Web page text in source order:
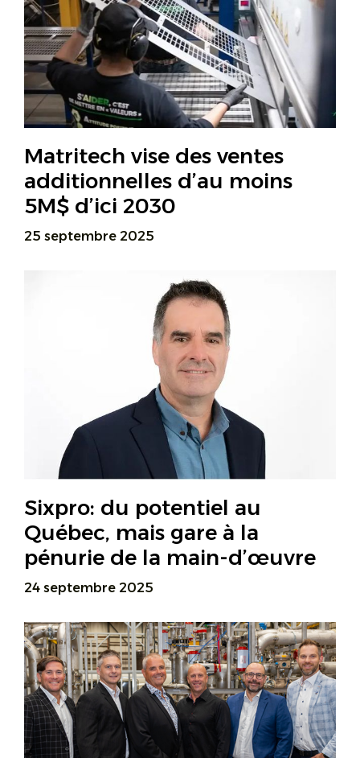
Matritech vise des ventes
additionnelles d’au moins
5M$ d’ici 2030
25 septembre 2025
Sixpro: du potentiel au
Québec, mais gare à la
pénurie de la main-d’œuvre
24 septembre 2025